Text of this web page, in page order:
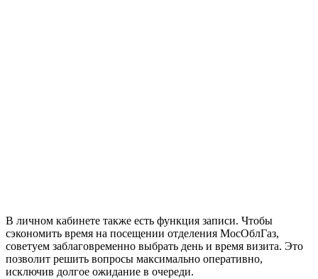
В личном кабинете также есть функция записи. Чтобы
сэкономить время на посещении отделения МосОблГаз,
советуем заблаговременно выбрать день и время визита. Это
позволит решить вопросы максимально оперативно,
исключив долгое ожидание в очереди.